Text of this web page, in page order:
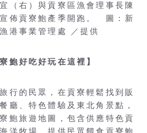
（右）與貢寮區漁會理事長陳
佈貢寮鮑產季開跑。 圖：新
港事業管理處 ／提供
鮑好吃好玩在這裡】
行的民眾，在貢寮輕鬆找到販
廳、特色體驗及東北角景點，
鮑旅遊地圖，包含供應特色貢
洋牧場、提供民眾餵食貢寮鮑